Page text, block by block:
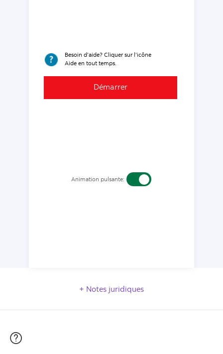
Notes juridiques